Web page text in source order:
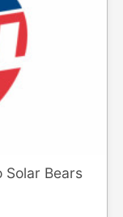
Solar Bears